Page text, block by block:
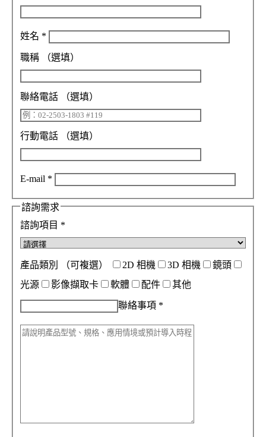
姓名 *
職稱 （選填）
聯絡電話 （選填）
行動電話 （選填）
E-mail *
諮詢需求
諮詢項目 *
產品類別 （可複選） 2D 相機 3D 相機
鏡頭
光源
影像擷取卡 軟體 配件 其他
聯絡事項 *